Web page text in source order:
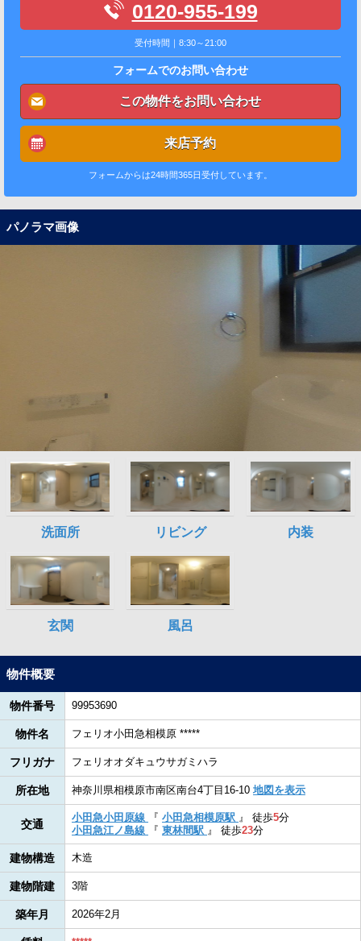
0120-955-199
受付時間｜8:30～21:00
フォームでのお問い合わせ
この物件をお問い合わせ
来店予約
フォームからは24時間365日受付しています。
パノラマ画像
物件概要
物件番号 99953690
物件名 フェリオ小田急相模原 *****
フリガナ フェリオオダキュウサガミハラ
所在地 神奈川県相模原市南区南台4丁目16-10 地図を表示
交通
小田急小田原線 『 小田急相模原駅 』 徒歩5分
小田急江ノ島線
『 東林間駅 』 徒歩23分
建物構造 木造
建物階建 3階
築年月 2026年2月